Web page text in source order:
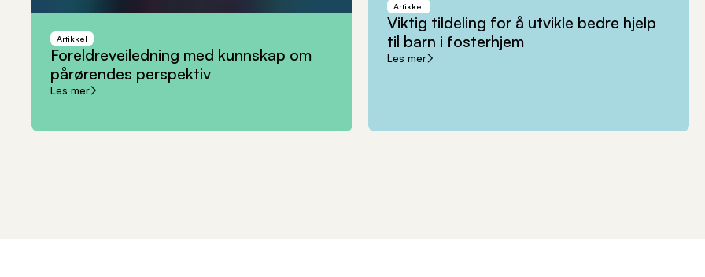
Artikkel
Foreldreveiledning med kunnskap om
pårørendes perspektiv
Les mer
Artikkel
Viktig tildeling for å utvikle bedre hjelp
til barn i fosterhjem
Les mer